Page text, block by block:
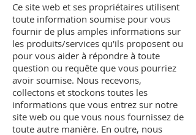
Ce site web et ses propriétaires utilisent
toute information soumise pour vous
fournir de plus amples informations sur
les produits/services qu'ils proposent ou
pour vous aider à répondre à toute
question ou requête que vous pourriez
avoir soumise. Nous recevons,
collectons et stockons toutes les
informations que vous entrez sur notre
site web ou que vous nous fournissez de
toute autre manière. En outre, nous